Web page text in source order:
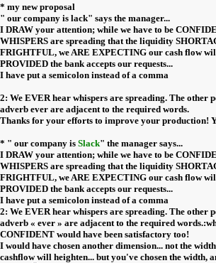
* my new proposal
" our company is lack" says the manager...
I DRAW your attention; while we have to be
WHISPERS are spreading that the liquidity
FRIGHTFUL, we ARE EXPECTING our cash flow
PROVIDED the bank accepts our requests...
I have put a semicolon instead of a comma
2: We EVER hear whispers are spreading. The other
adverb ever are adjacent to the required words.
Thanks for your efforts to improve your production!
* " our company is Slack" the manager says...
I DRAW your attention; while we have to be
WHISPERS are spreading that the liquidity
FRIGHTFUL, we ARE EXPECTING our cash flow
PROVIDED the bank accepts our requests...
I have put a semicolon instead of a comma
2: We EVER hear whispers are spreading. The other
adverb « ever » are adjacent to the required
CONFIDENT would have been satisfactory too!
I would have chosen another dimension... not the
cashflow will heighten... but you've chosen the width,